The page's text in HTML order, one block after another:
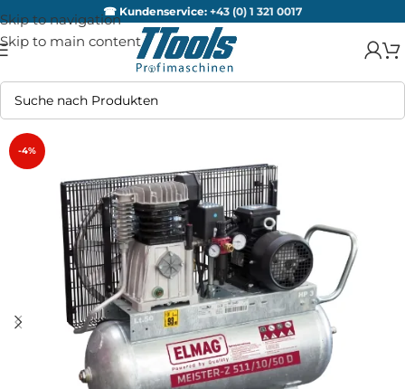
Skip to navigation
Skip to main content
☎ Kundenservice: +43 (0) 1 321 0017
-4%